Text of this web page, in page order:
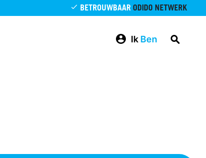
BETROUWBAAR ODIDO NETWERK
Ik Ben